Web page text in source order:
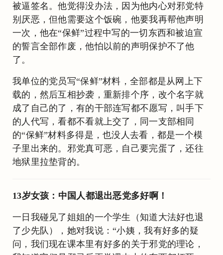
被逼签名。他觉得没办法，因为他内心对邪党特
别厌恶，但他需要这个饭碗，他要我再帮他声明
一次，他在“保鲜”过程中写的一切东西和被迫宣
的誓言全部作废，他怕以前的声明保护不了他
了。
我单位的党员写“保鲜”材料，全部都是从网上下
载的，然后互相抄袭，重新排个序，改个名字就
成了自己的了，有的干部连写都不愿写，叫手下
的人代写，看都不看就上交了，同一支部相同
的“保鲜”材料多得是，也没人去看，都是一个模
子里出来的。邪党真可恶，自己要完蛋了，还往
地狱里拉垫背的。
13岁女孩：中国人都退出恶党多好啊！
一日我碰见了姐姐的一个学生（知道大法好也退
了少先队），她对我说：“小姨，我有好多的疑
问，我们现在课本里有好多的关于邪党的理论，